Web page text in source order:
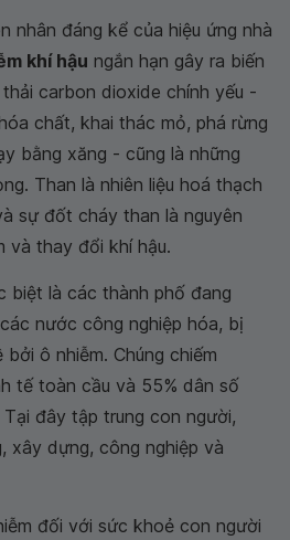
nhân đáng kể của hiệu ứng nhà
khí hậu ngắn hạn gây ra biến
carbon dioxide chính yếu -
chất, khai thác mỏ, phá rừng
bằng xăng - cũng là những
Than là nhiên liệu hoá thạch
sự đốt cháy than là nguyên
và thay đổi khí hậu.
biệt là các thành phố đang
nước công nghiệp hóa, bị
ô nhiễm. Chúng chiếm
tế toàn cầu và 55% dân số
đây tập trung con người,
xây dựng, công nghiệp và
đối với sức khoẻ con người